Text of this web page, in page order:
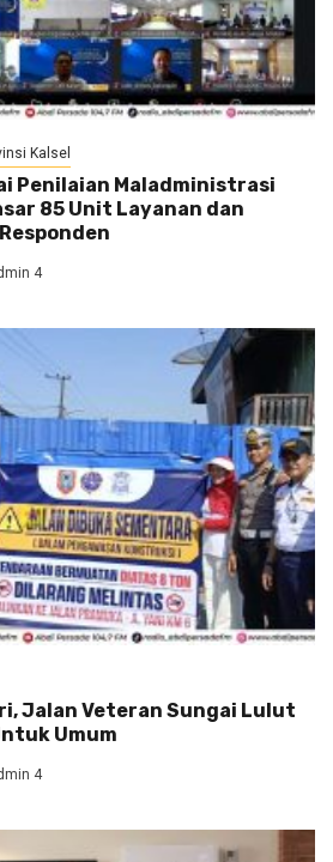
Kalsel
Penilaian Maladministrasi
85 Unit Layanan dan
4
Jalan Veteran Sungai Lulut
Umum
4